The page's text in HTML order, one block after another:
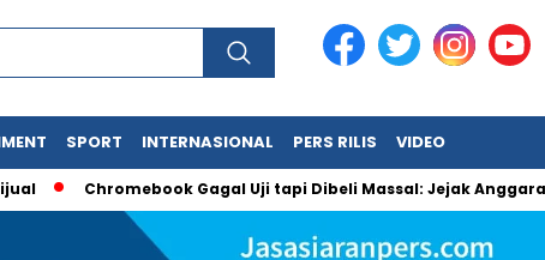
SPORT INTERNASIONAL PERS RILIS VIDEO
Gagal Uji tapi Dibeli Massal: Jejak Anggaran Jumbo